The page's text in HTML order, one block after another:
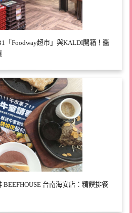
「Foodway超市」與KALDI開箱！醬
台南海安店：精饌排餐